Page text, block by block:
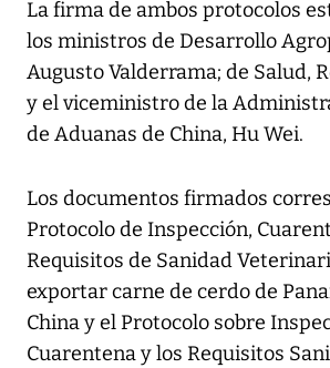
La firma de ambos protocolos
los ministros de Desarrollo
Augusto Valderrama; de Salud,
y el viceministro de la
de Aduanas de China, Hu Wei.
Los documentos firmados
Protocolo de Inspección,
Requisitos de Sanidad
exportar carne de cerdo de
China y el Protocolo sobre
Cuarentena y los Requisitos